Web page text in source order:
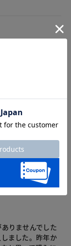
ジャーが見えてし
丈はととても短
りませんでした
ました。昨年か